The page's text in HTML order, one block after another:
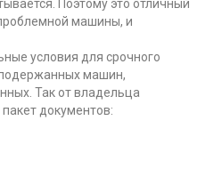
Поэтому это отличный
машины, и
условия для срочного
машин,
Так от владельца
документов: